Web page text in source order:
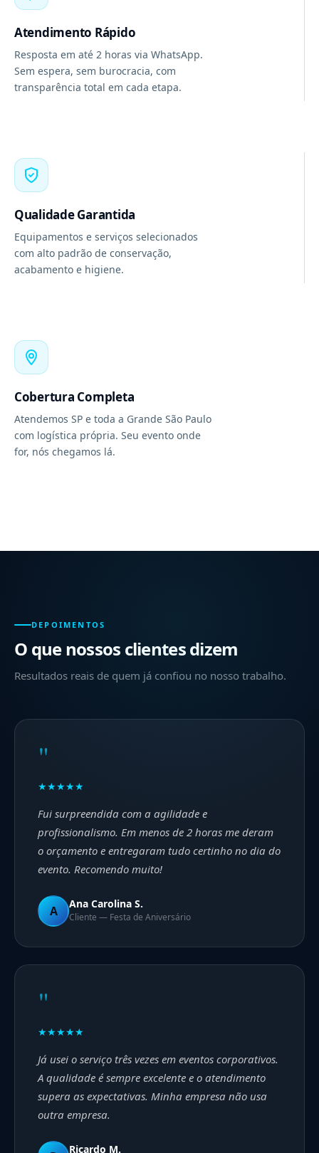
Atendimento Rápido
Resposta em até 2 horas via WhatsApp.
Sem espera, sem burocracia, com
transparência total em cada etapa.
Qualidade Garantida
Equipamentos e serviços selecionados
com alto padrão de conservação,
acabamento e higiene.
Cobertura Completa
Atendemos SP e toda a Grande São Paulo
com logística própria. Seu evento onde
for, nós chegamos lá.
DEPOIMENTOS
O que nossos clientes dizem
Resultados reais de quem já confiou no nosso trabalho.
"
★★★★★
Fui surpreendida com a agilidade e
profissionalismo. Em menos de 2 horas me deram
o orçamento e entregaram tudo certinho no dia do
evento. Recomendo muito!
A Ana Carolina S.
Cliente — Festa de Aniversário
"
★★★★★
Já usei o serviço três vezes em eventos corporativos.
A qualidade é sempre excelente e o atendimento
supera as expectativas. Minha empresa não usa
outra empresa.
Ricardo M.